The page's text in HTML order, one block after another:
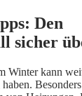
Den
sicher
Winter kann